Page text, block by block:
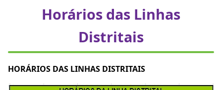
Horários das Linhas
Distritais
HORÁRIOS DAS LINHAS DISTRITAIS